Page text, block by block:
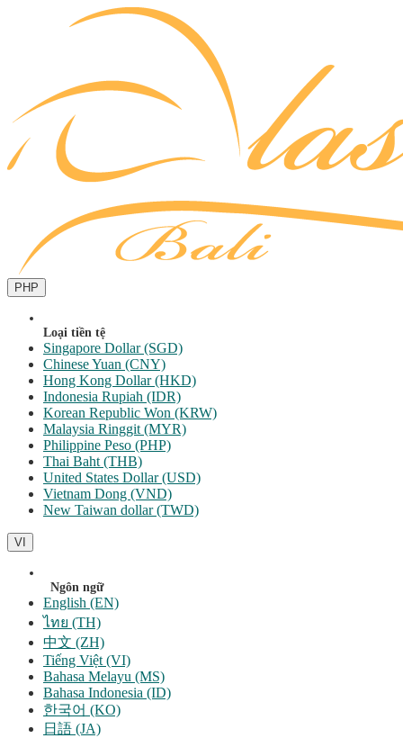
PHP
Loại tiền tệ
Singapore Dollar (SGD)
Chinese Yuan (CNY)
Hong Kong Dollar (HKD)
Indonesia Rupiah (IDR)
Korean Republic Won (KRW)
Malaysia Ringgit (MYR)
Philippine Peso (PHP)
Thai Baht (THB)
United States Dollar (USD)
Vietnam Dong (VND)
New Taiwan dollar (TWD)
VI
Ngôn ngữ
English (EN)
ไทย (TH)
中文 (ZH)
Tiếng Việt (VI)
Bahasa Melayu (MS)
Bahasa Indonesia (ID)
한국어 (KO)
日語 (JA)